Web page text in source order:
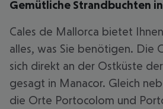
Gemütliche Strandbuchten
Cales de Mallorca bietet
alles, was Sie benötigen. Die
sich direkt an der Ostküste
gesagt in Manacor. Gleich
die Orte Portocolom und